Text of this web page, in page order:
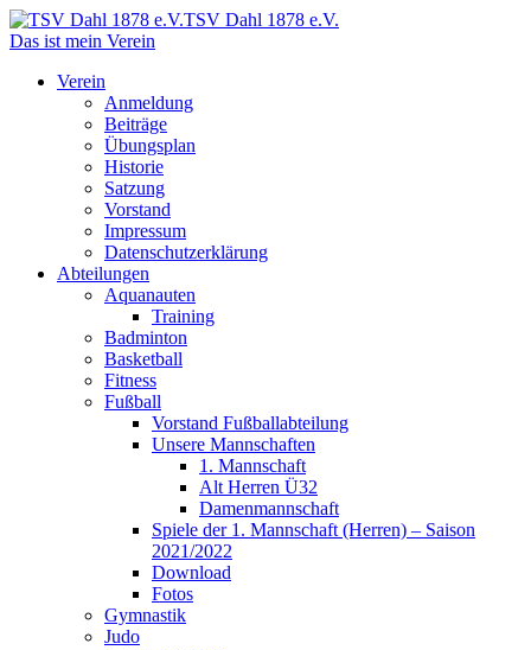
TSV Dahl 1878 e.V.
Das ist mein Verein
Verein
Anmeldung
Beiträge
Übungsplan
Historie
Satzung
Vorstand
Impressum
Datenschutzerklärung
Abteilungen
Aquanauten
Training
Badminton
Basketball
Fitness
Fußball
Vorstand Fußballabteilung
Unsere Mannschaften
1. Mannschaft
Alt Herren Ü32
Damenmannschaft
Spiele der 1. Mannschaft (Herren) – Saison
2021/2022
Download
Fotos
Gymnastik
Judo